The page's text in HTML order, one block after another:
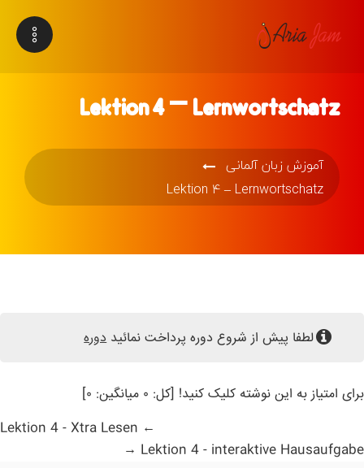
Lektion 4 – Lernwortschatz
آموزش زبان آلمانی
Lektion 4 – Lernwortschatz
لطفا پیش از شروع دوره پرداخت نمائیددوره
برای امتیاز به این نوشته کلیک کنید! [کل: ۰ میانگین: ۰]
Lektion 4 - interaktive Hausaufgabe